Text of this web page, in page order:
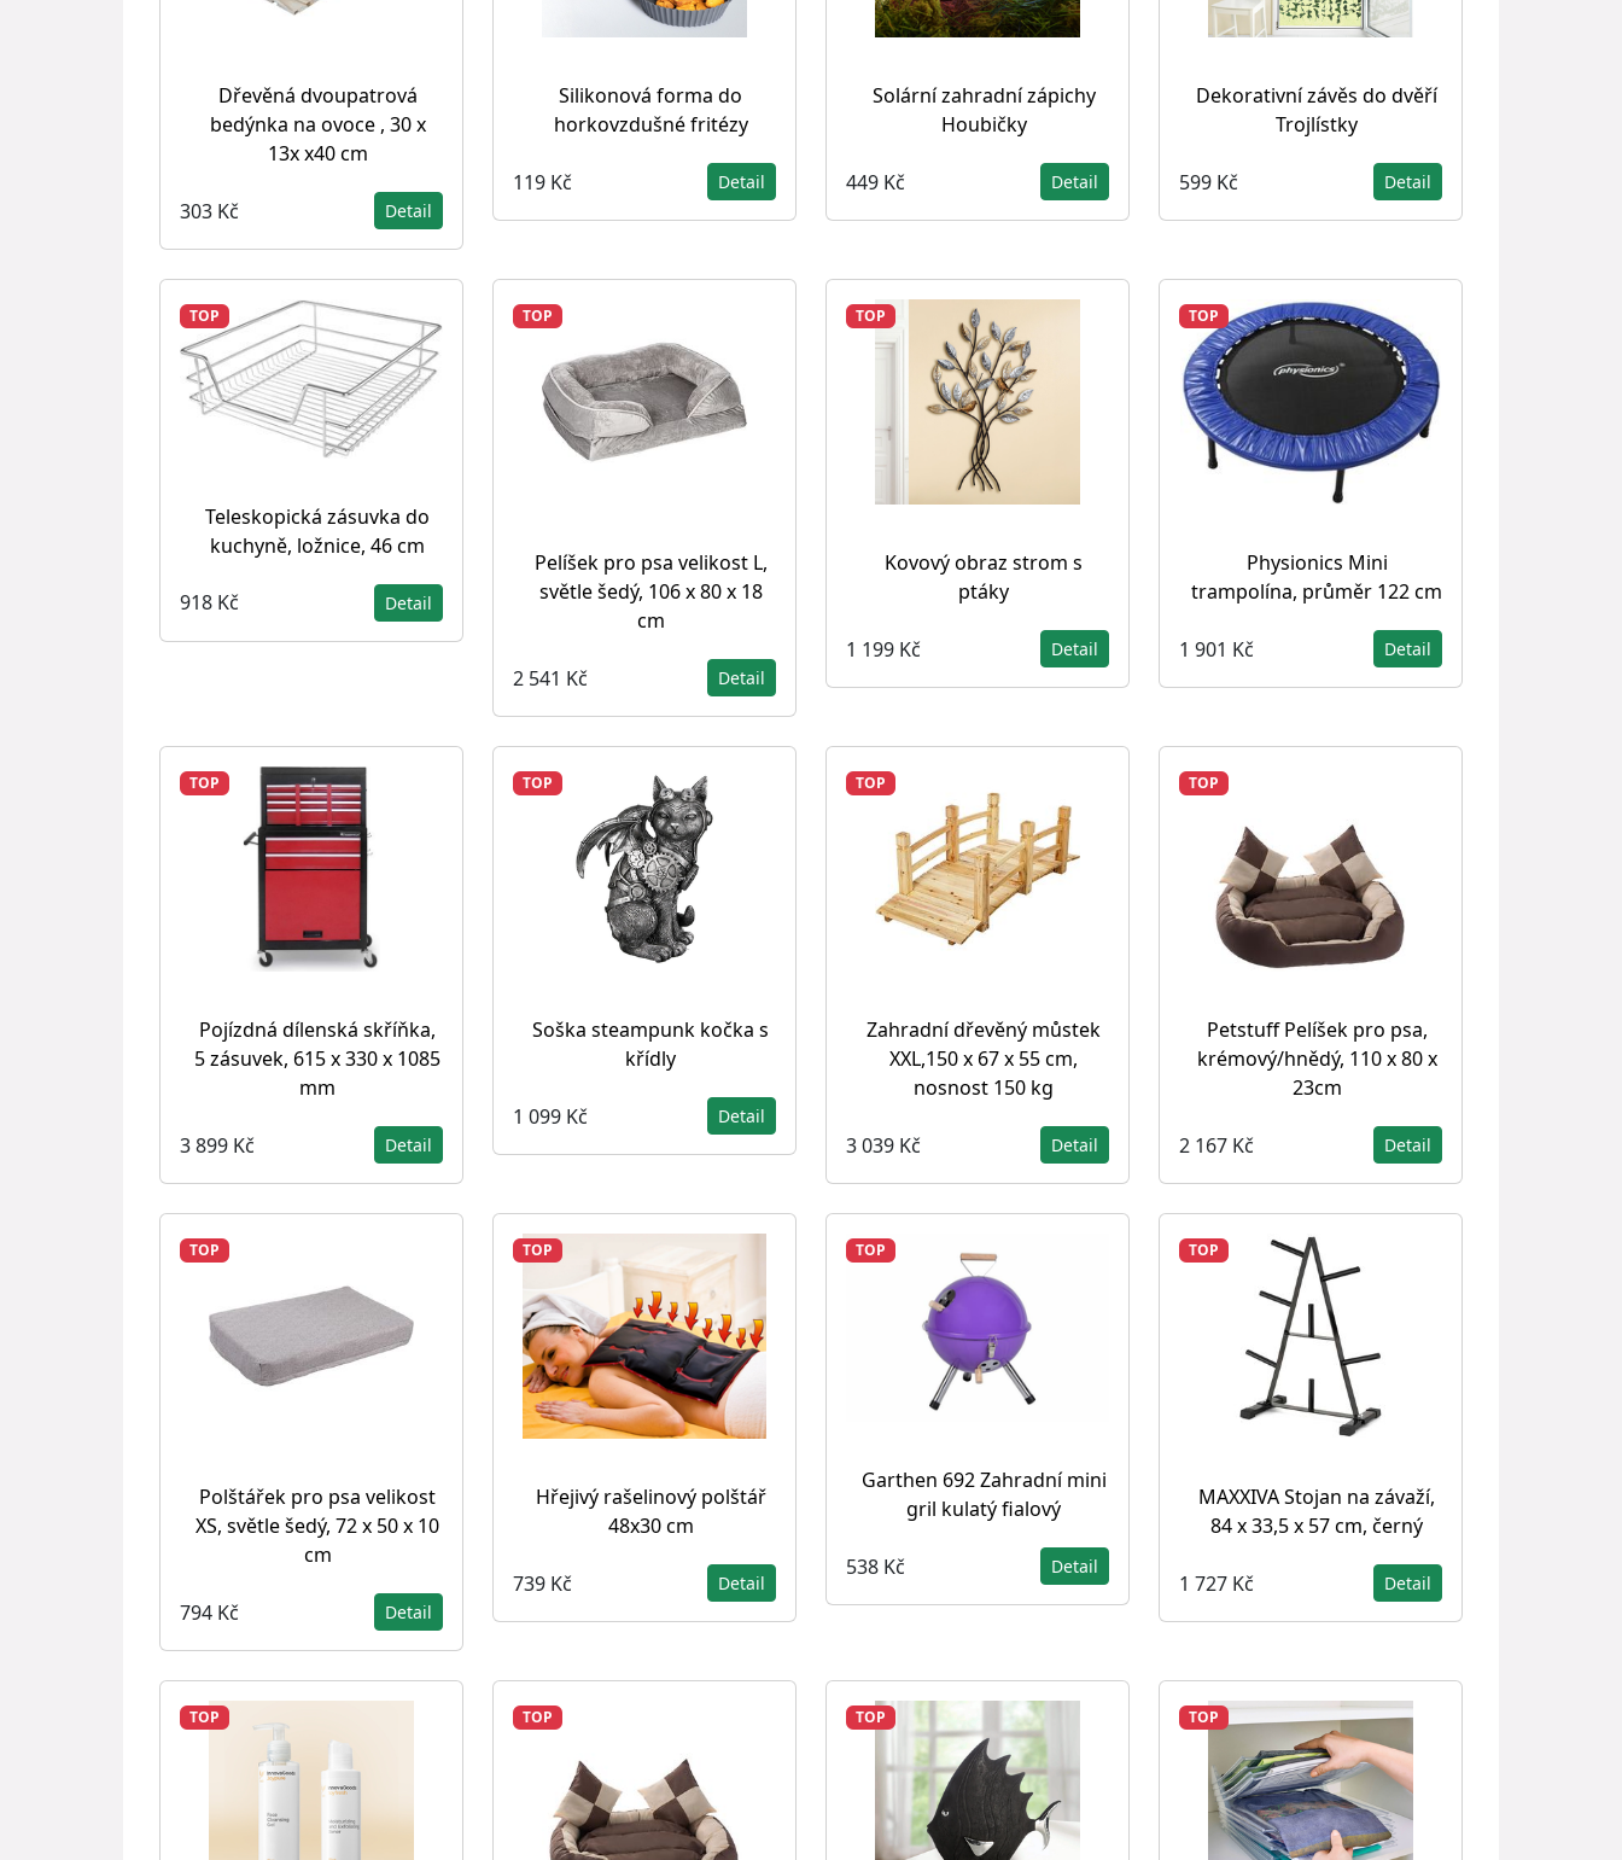
Dřevěná dvoupatrová
bedýnka na ovoce , 30 x
13x x40 cm
303 Kč Detail
Silikonová forma do
horkovzdušné fritézy
119 Kč Detail
Solární zahradní zápichy
Houbičky
449 Kč Detail
Dekorativní závěs do dvěří
Trojlístky
599 Kč Detail
TOP
Teleskopická zásuvka do
kuchyně, ložnice, 46 cm
918 Kč Detail
TOP
Pelíšek pro psa velikost L,
světle šedý, 106 x 80 x 18
cm
2 541 Kč Detail
TOP
Kovový obraz strom s
ptáky
1 199 Kč Detail
TOP
Physionics Mini
trampolína, průměr 122 cm
1 901 Kč Detail
TOP
Pojízdná dílenská skříňka,
5 zásuvek, 615 x 330 x 1085
mm
3 899 Kč Detail
TOP
Soška steampunk kočka s
křídly
1 099 Kč Detail
TOP
Zahradní dřevěný můstek
XXL,150 x 67 x 55 cm,
nosnost 150 kg
3 039 Kč Detail
TOP
Petstuff Pelíšek pro psa,
krémový/hnědý, 110 x 80 x
23cm
2 167 Kč Detail
TOP
Polštářek pro psa velikost
XS, světle šedý, 72 x 50 x 10
cm
794 Kč Detail
TOP
Hřejivý rašelinový polštář
48x30 cm
739 Kč Detail
TOP
Garthen 692 Zahradní mini
gril kulatý fialový
538 Kč Detail
TOP
MAXXIVA Stojan na závaží,
84 x 33,5 x 57 cm, černý
1 727 Kč Detail
TOP TOP TOP TOP